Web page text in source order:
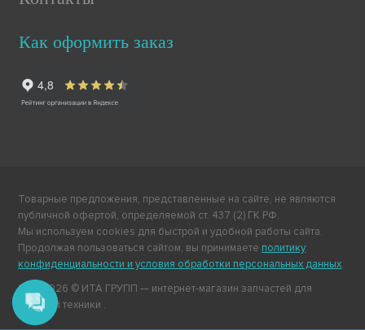
Как оформить заказ
Товарные предложения, представленные на сайте, не являются
публичной офертой, определяемой ст. 437 (2) ГК РФ.
Мы используем cookies для быстрой и удобной работы сайта.
Продолжая пользоваться сайтом, вы принимаете политику
конфиденциальности и условия обработки персональных данных.
2011-2026 © ИТА ГРУПП — интернет-магазин запчастей для
бытовой техники .